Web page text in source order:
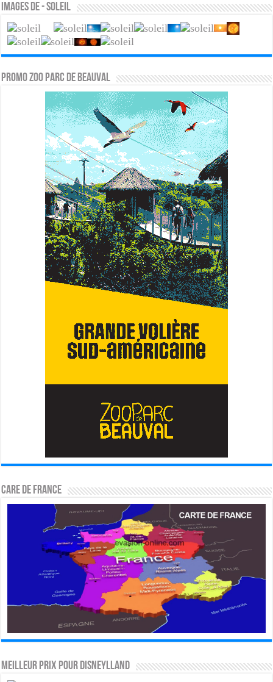
Images de - Soleil
PROMO ZOO PARC DE BEAUVAL
CARE DE FRANCE
MEILLEUR PRIX POUR DISNEYLLAND